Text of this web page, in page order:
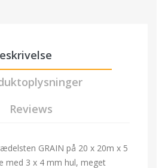
Reviews
GRAIN på 20 x 20m x 5
med 3 x 4 mm hul, meget